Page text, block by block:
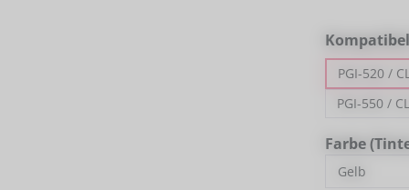
PGI-520 /
PGI-550 /
Farbe